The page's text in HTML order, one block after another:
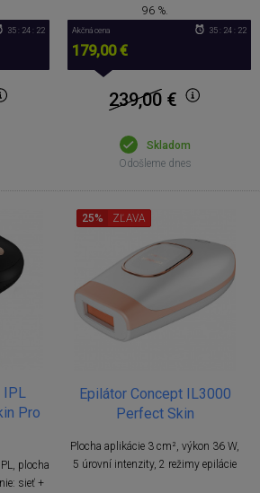
35 : 24 : 22
96 %.
Akčná cena
179,00 €
35 : 24 : 22
239,00 €
Skladom
Odošleme dnes
Pro
plocha
sieť +
Epilátor Concept IL3000
Perfect Skin
Plocha aplikácie 3 cm², výkon 36 W,
5 úrovní intenzity, 2 režimy epilácie
25% ZĽAVA